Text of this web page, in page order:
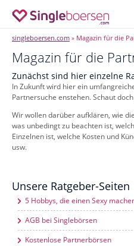
singleboersen.com » Magazin für die
Magazin für die
Zunächst sind hier einzelne
In Zukunft wird hier ein
Partnersuche enstehen. Schaut
Wir wollen darüber aufklären, wie
was unbedingt zu beachten ist,
Einzelnen ist, welche Kosten und
usw.
Unsere Ratgeber-Seiten
5 Hobbys, die einen Sexy
AGB bei Singlebörsen
Kostenlose Partnerbörsen